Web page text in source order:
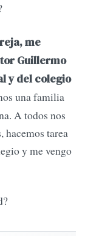
me
Guillermo
y del colegio
una familia
A todos nos
tarea
y me vengo